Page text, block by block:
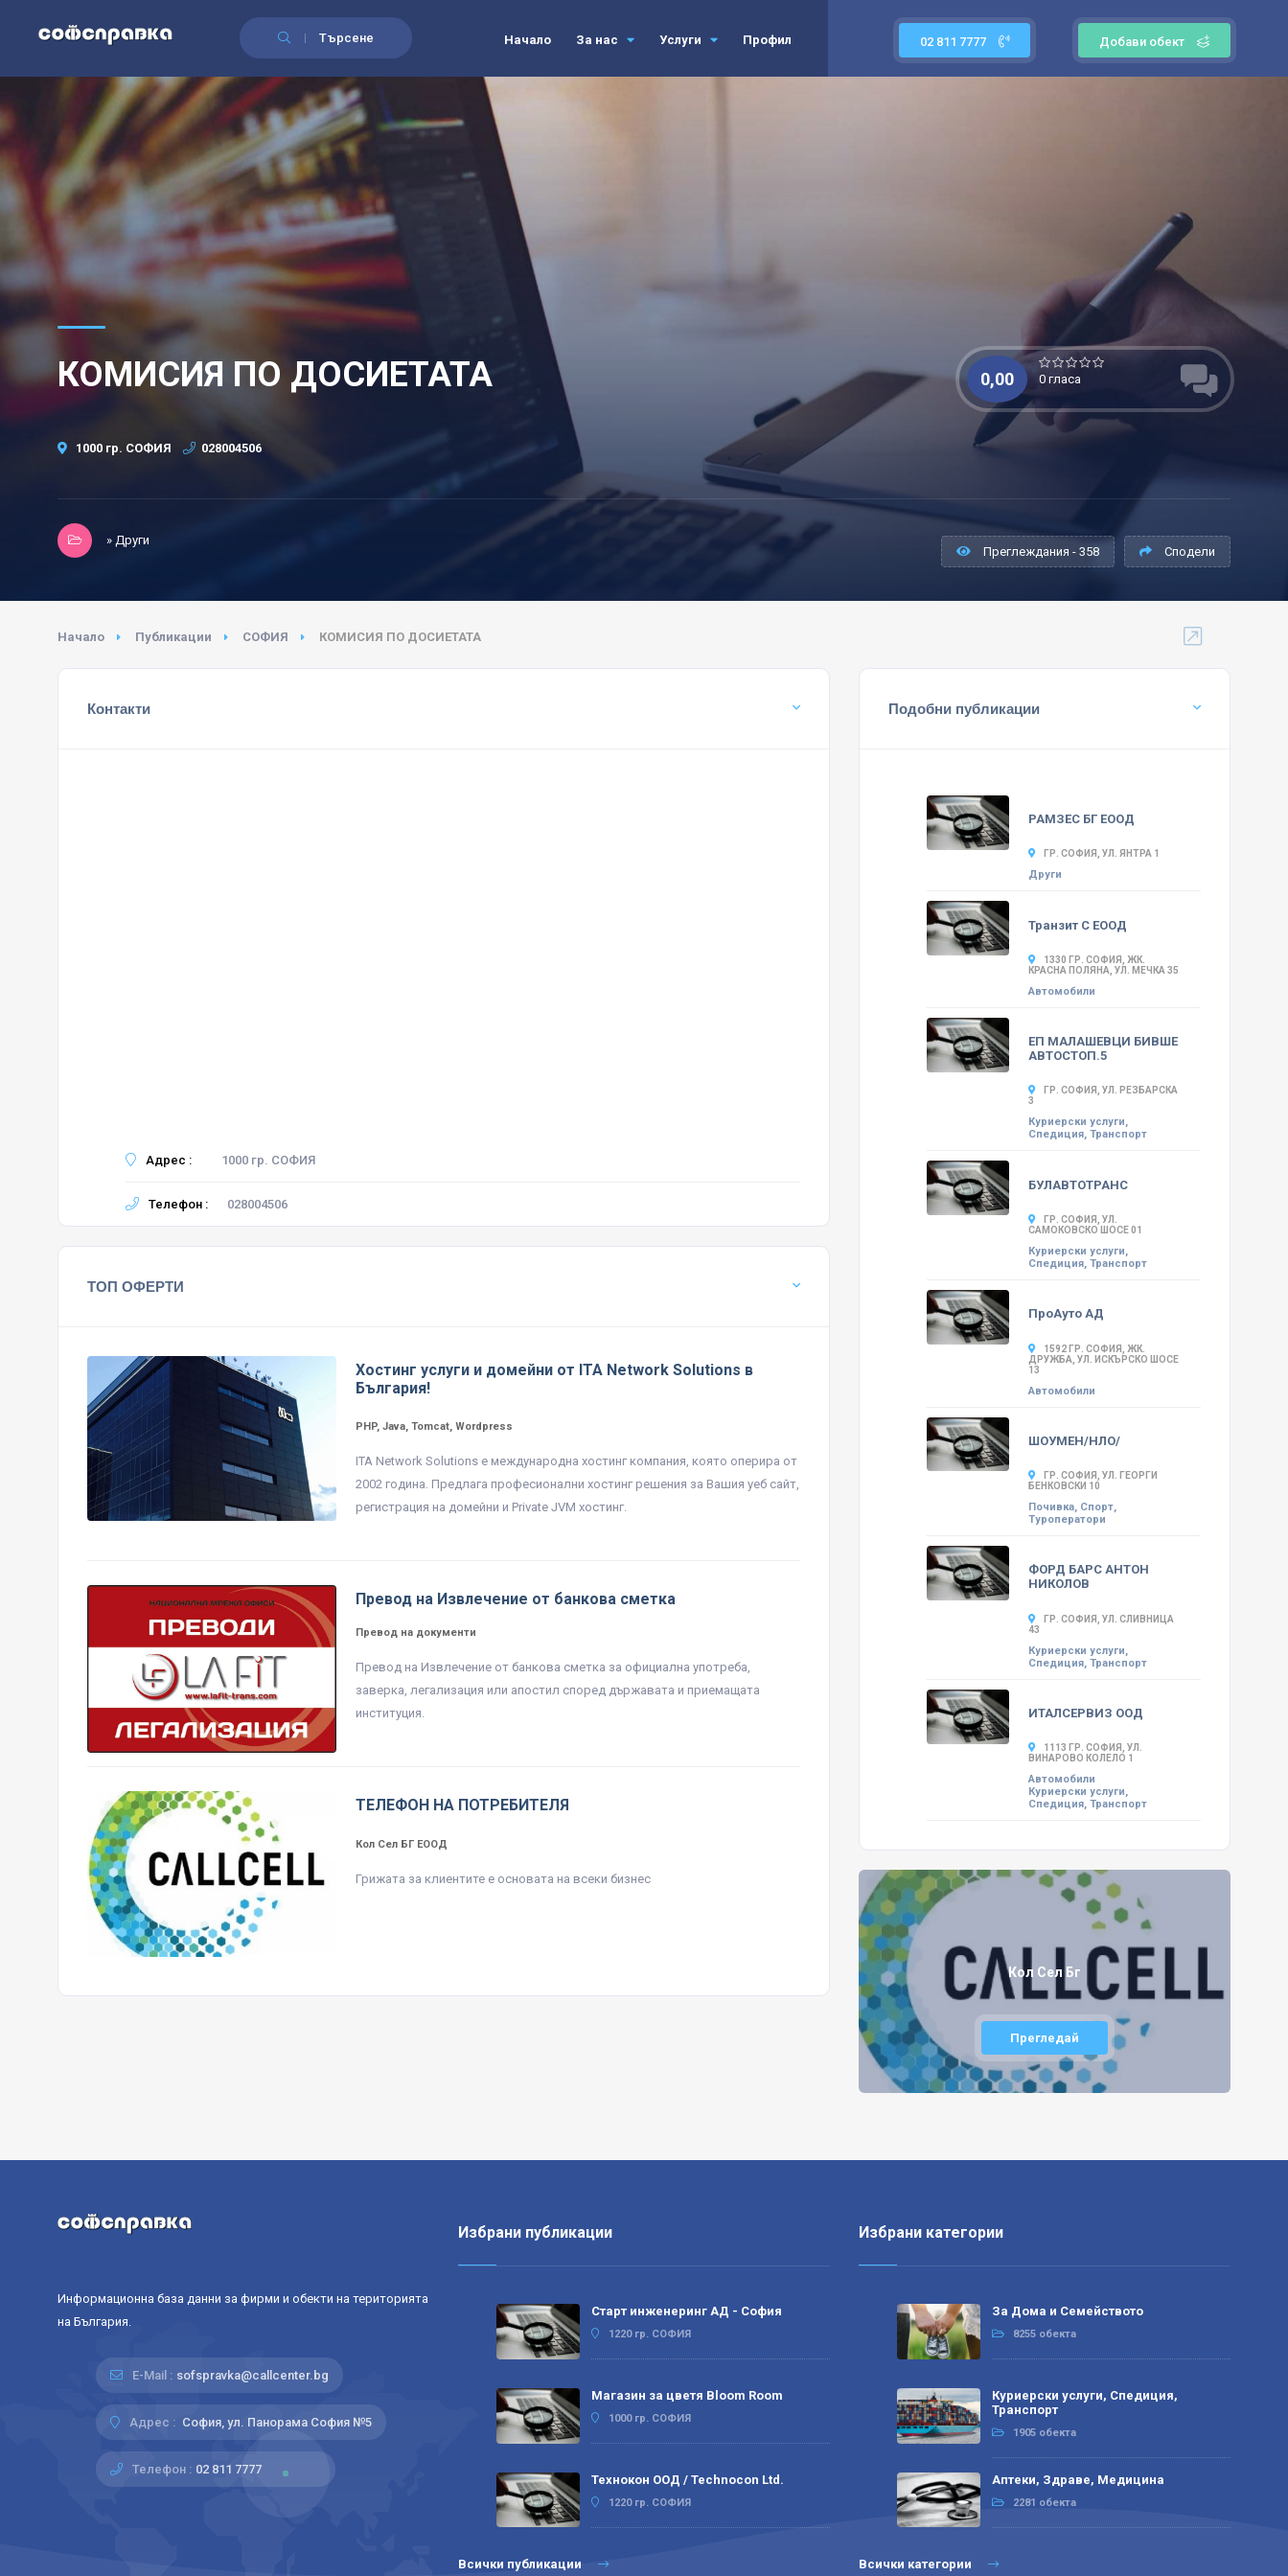
Търсене Добави обект
02 811 7777
Начало За нас Услуги Профил
КОМИСИЯ ПО ДОСИЕТАТА
1000 гр. СОФИЯ 028004506
0,00 0 гласа
» Други
Преглеждания - 358
Сподели
Начало Публикации СОФИЯ КОМИСИЯ ПО ДОСИЕТАТА
Контакти
Адрес : 1000 гр. СОФИЯ
Телефон : 028004506
ТОП ОФЕРТИ
Хостинг услуги и домейни от ITA Network Solutions в
България!
PHP, Java, Tomcat, Wordpress
ITA Network Solutions е международна хостинг компания, която оперира от
2002 година. Предлага професионални хостинг решения за Вашия уеб сайт,
регистрация на домейни и Private JVM хостинг.
Превод на Извлечение от банкова сметка
Превод на документи
Превод на Извлечение от банкова сметка за официална употреба,
заверка, легализация или апостил според държавата и приемащата
институция.
ТЕЛЕФОН НА ПОТРЕБИТЕЛЯ
Кол Сел БГ ЕООД
Грижата за клиентите е основата на всеки бизнес
Подобни публикации
РАМЗЕС БГ ЕООД
ГР. СОФИЯ, УЛ. ЯНТРА 1
Други
Транзит С ЕООД
1330 ГР. СОФИЯ, ЖК.
КРАСНА ПОЛЯНА, УЛ. МЕЧКА 35
Автомобили
ЕП МАЛАШЕВЦИ БИВШЕ
АВТОСТОП.5
ГР. СОФИЯ, УЛ. РЕЗБАРСКА
3
Куриерски услуги,
Спедиция, Транспорт
БУЛАВТОТРАНС
ГР. СОФИЯ, УЛ.
САМОКОВСКО ШОСЕ 01
Куриерски услуги,
Спедиция, Транспорт
ПроАуто АД
1592 ГР. СОФИЯ, ЖК.
ДРУЖБА, УЛ. ИСКЪРСКО ШОСЕ
13
Автомобили
ШОУМЕН/НЛО/
ГР. СОФИЯ, УЛ. ГЕОРГИ
БЕНКОВСКИ 10
Почивка, Спорт,
Туроператори
ФОРД БАРС АНТОН
НИКОЛОВ
ГР. СОФИЯ, УЛ. СЛИВНИЦА
43
Куриерски услуги,
Спедиция, Транспорт
ИТАЛСЕРВИЗ ООД
1113 ГР. СОФИЯ, УЛ.
ВИНАРОВО КОЛЕЛО 1
Автомобили
Куриерски услуги,
Спедиция, Транспорт
Кол Сел Бг
Прегледай
Информационна база данни за фирми и обекти на територията
на България.
E-Mail : sofspravka@callcenter.bg
Адрес : София, ул. Панорама София №5
Телефон : 02 811 7777
Избрани публикации
Старт инженеринг АД - София
1220 гр. СОФИЯ
Магазин за цветя Bloom Room
1000 гр. СОФИЯ
Технокон ООД / Technocon Ltd.
1220 гр. СОФИЯ
Всички публикации
Избрани категории
За Дома и Семейството
8255 обекта
Куриерски услуги, Спедиция,
Транспорт
1905 обекта
Аптеки, Здраве, Медицина
2281 обекта
Всички категории